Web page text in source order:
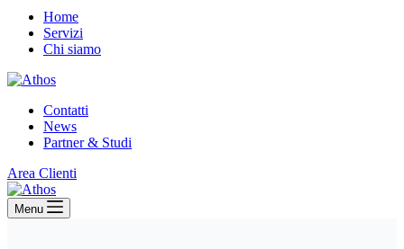
Home
Servizi
Chi siamo
Contatti
News
Partner & Studi
Area Clienti
Menu